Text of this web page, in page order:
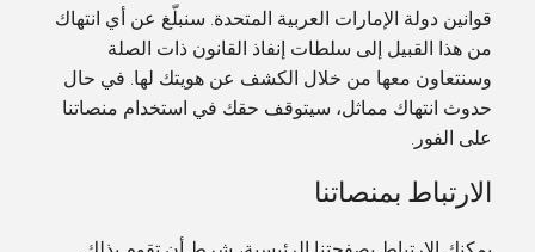
قوانين دولة الإمارات العربية المتحدة. سنبلّغ عن أي انتهاك
من هذا القبيل إلى سلطات إنفاذ القانون ذات الصلة
وسنتعاون معها من خلال الكشف عن هويتك لها. في حال
حدوث انتهاك مماثل، سيتوقف حقك في استخدام منصاتنا
على الفور.
الارتباط بمنصاتنا